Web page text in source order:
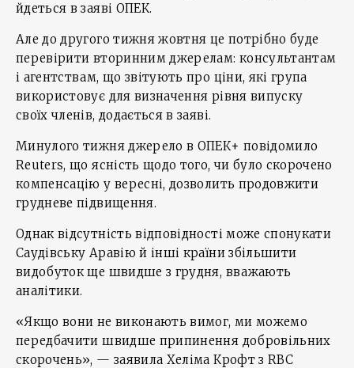
йдеться в заяві ОПЕК.
Але до другого тижня жовтня це потрібно буде
перевірити вторинним джерелам: консультантам
і агентствам, що звітують про ціни, які група
використовує для визначення рівня випуску
своїх членів, додається в заяві.
Минулого тижня джерело в ОПЕК+ повідомило
Reuters, що ясність щодо того, чи було скорочено
компенсацію у вересні, дозволить продовжити
грудневе підвищення.
Однак відсутність відповідності може спонукати
Саудівську Аравію й інші країни збільшити
видобуток ще швидше з грудня, вважають
аналітики.
«Якщо вони не виконають вимог, ми можемо
передбачити швидше припинення добровільних
скорочень», — заявила Хеліма Крофт з RBC